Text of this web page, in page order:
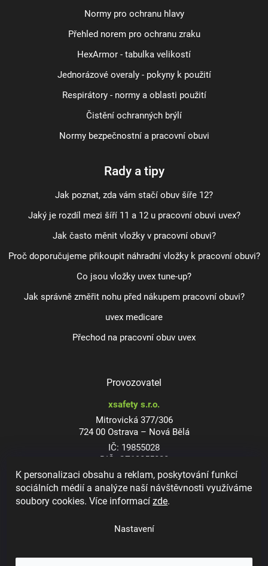
K personalizaci obsahu a reklam, poskytování funkcí
sociálních médií a analýze naší návštěvnosti využíváme
soubory cookies. Více informacízde.
Nastavení
Normy pro ochranu hlavy
Přehled norem pro ochranu zraku
HexArmor - tabulka velikostí
Jednorázové overaly - pokyny k použití
Respirátory - normy a oblasti použití
Čistění ochranných brýlí
Normy bezpečnostní a pracovní obuvi
Rady a tipy
Jak poznat, zda vám stačí obuv šíře 12?
Jaký je rozdíl mezi šíří 11 a 12 u pracovní obuvi uvex?
Jak často měnit vložky v pracovní obuvi?
Proč doporučujeme přikoupit náhradní vložky k pracovní obuvi?
Co jsou vložky uvex tune-up?
Jak správně změřit nohu před nákupem pracovní obuvi?
uvex medicare
Přechod na pracovní obuv uvex
Provozovatel
xsafety s.r.o.
Mitrovická 377/306
724 00 Ostrava – Nová Bělá
IČ: 19855028
DIČ: CZ19855028
Dioptrické ochranné brýle